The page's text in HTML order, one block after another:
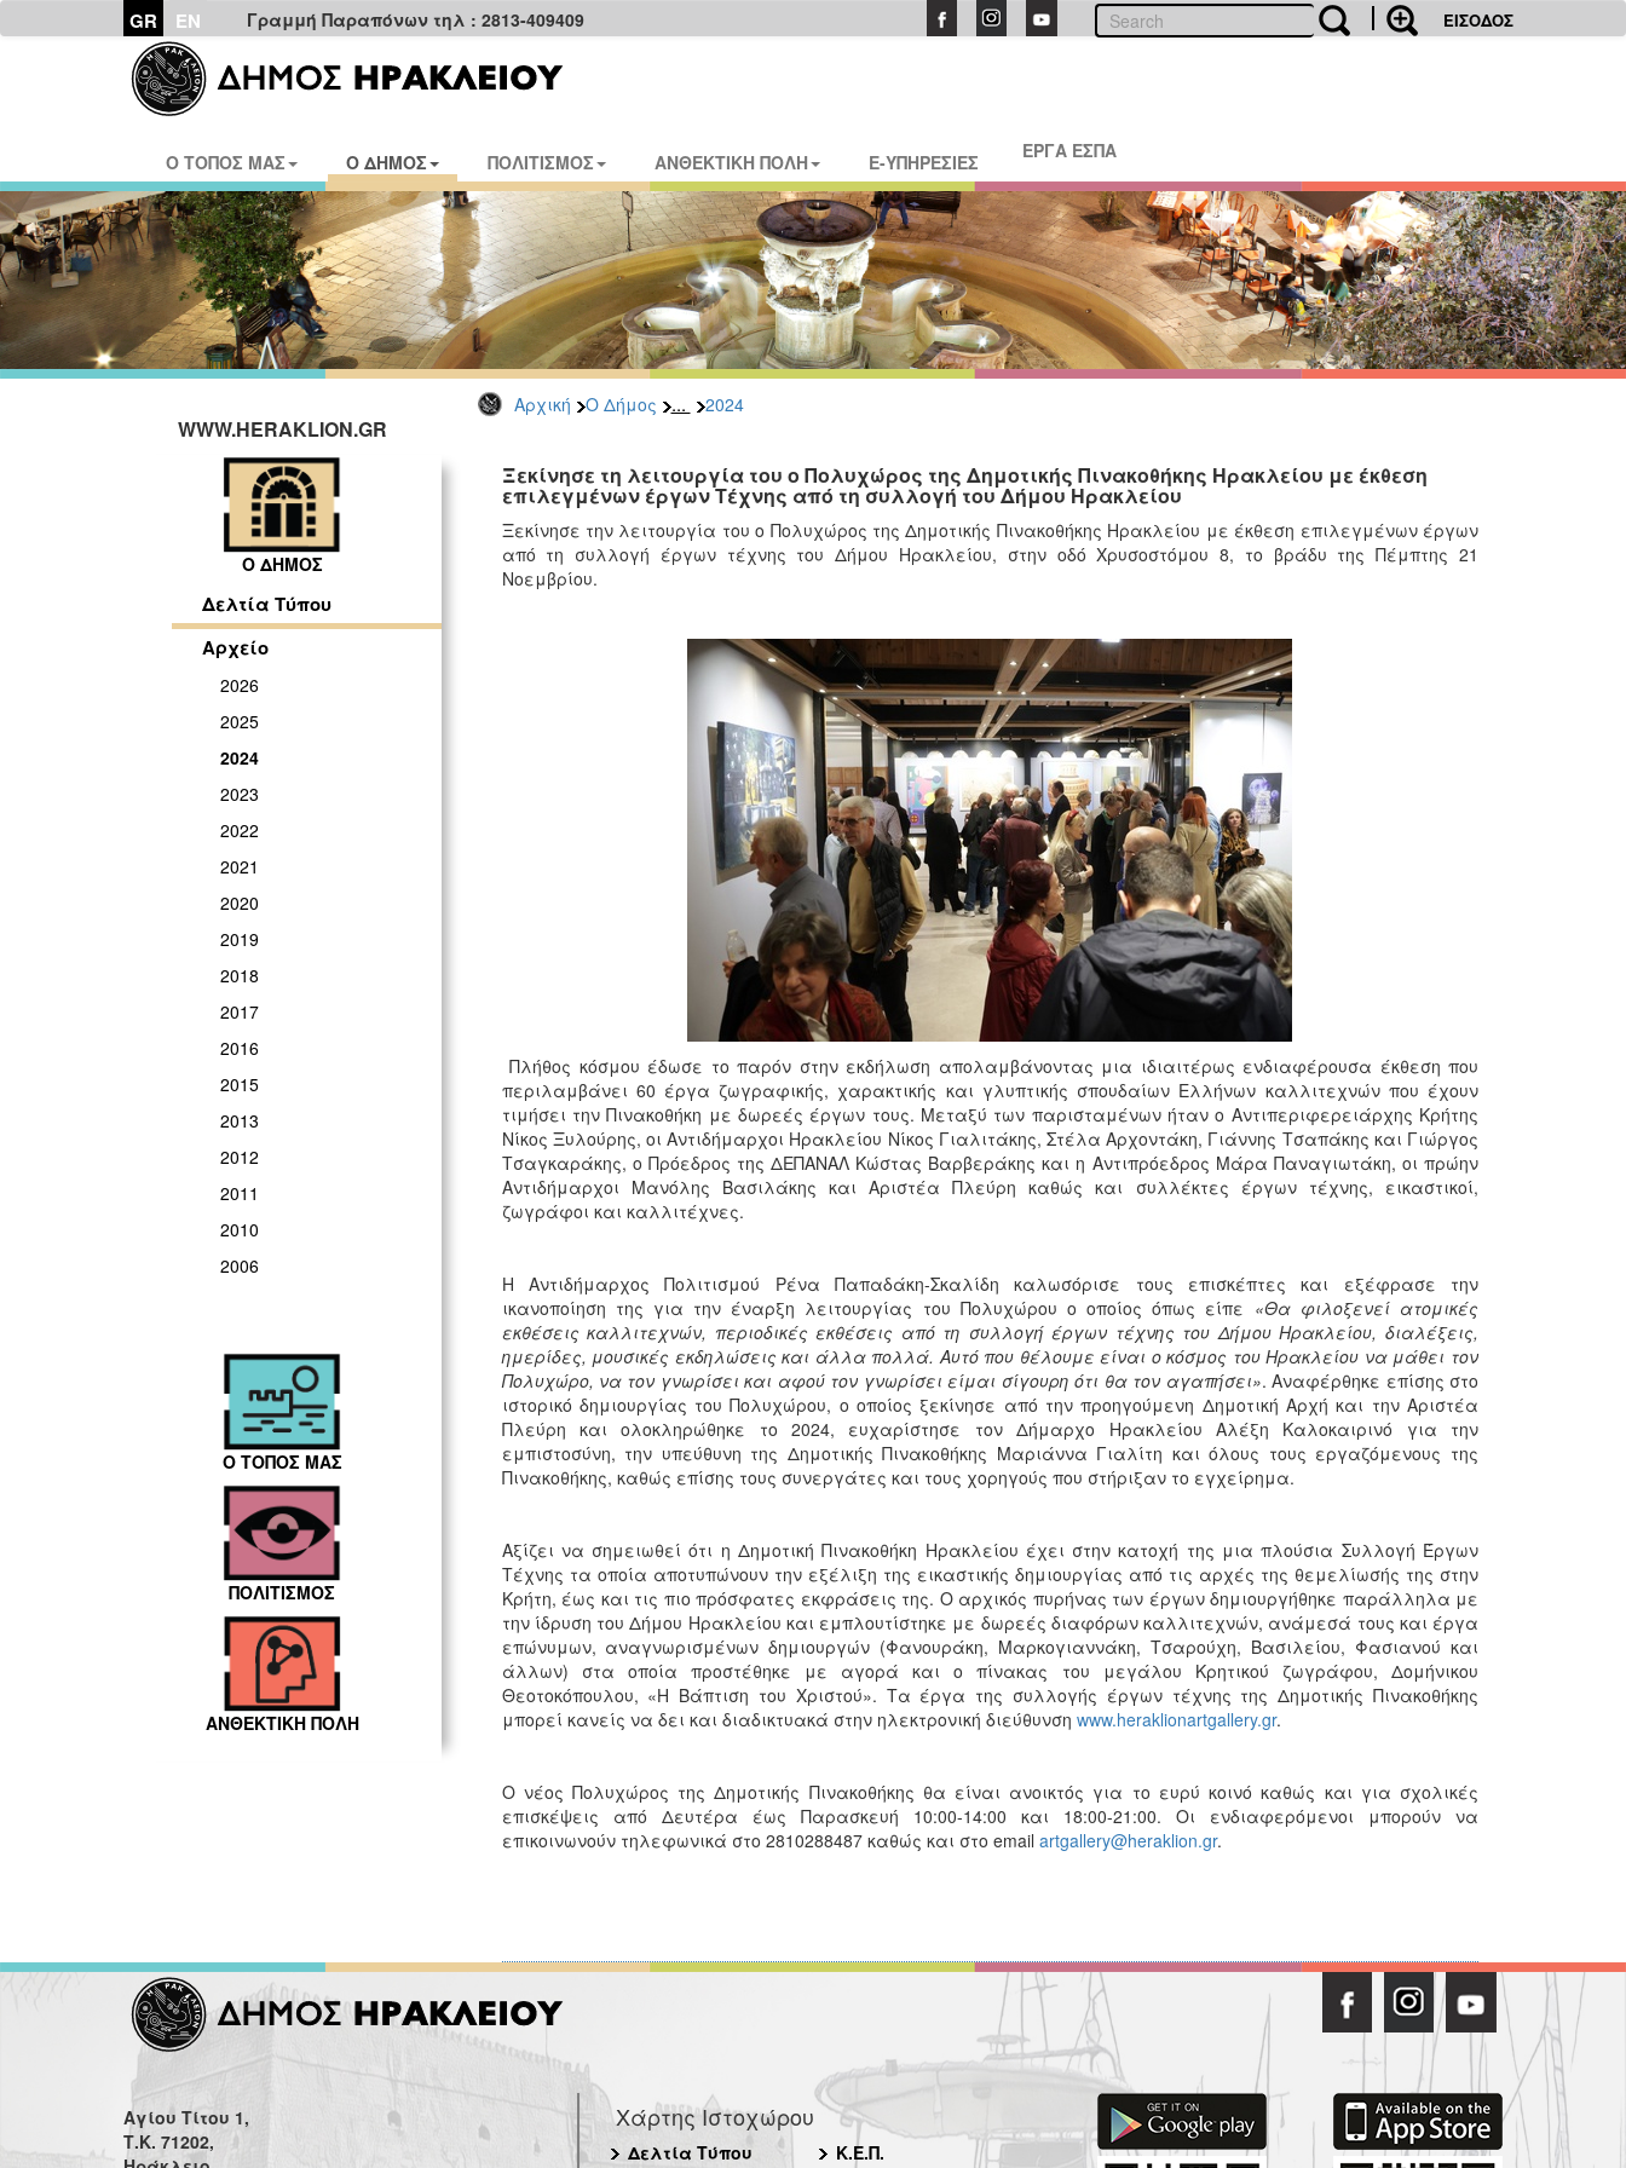
GR EN Γραμμή Παραπόνων τηλ : 2813-409409 ΕΙΣΟΔΟΣ
Ο ΤΟΠΟΣ ΜΑΣ Ο ΔΗΜΟΣ ΠΟΛΙΤΙΣΜΟΣ ΑΝΘΕΚΤΙΚΗ ΠΟΛΗ E-ΥΠΗΡΕΣΙΕΣ ΕΡΓΑ ΕΣΠΑ
Αρχική Ο Δήμος ... 2024
WWW.HERAKLION.GR
Ο ΔΗΜΟΣ
Δελτία Τύπου
Αρχείο
2026
2025
2024
2023
2022
2021
2020
2019
2018
2017
2016
2015
2013
2012
2011
2010
2006
Ο ΤΟΠΟΣ ΜΑΣ
ΠΟΛΙΤΙΣΜΟΣ
ΑΝΘΕΚΤΙΚΗ ΠΟΛΗ
Ξεκίνησε τη λειτουργία του ο Πολυχώρος της Δημοτικής Πινακοθήκης Ηρακλείου με έκθεση
επιλεγμένων έργων Τέχνης από τη συλλογή του Δήμου Ηρακλείου
Ξεκίνησε την λειτουργία του ο Πολυχώρος της Δημοτικής Πινακοθήκης Ηρακλείου με έκθεση επιλεγμένων έργων
από τη συλλογή έργων τέχνης του Δήμου Ηρακλείου, στην οδό Χρυσοστόμου 8, το βράδυ της Πέμπτης 21
Νοεμβρίου.
Πλήθος κόσμου έδωσε το παρόν στην εκδήλωση απολαμβάνοντας μια ιδιαιτέρως ενδιαφέρουσα έκθεση που
περιλαμβάνει 60 έργα ζωγραφικής, χαρακτικής και γλυπτικής σπουδαίων Ελλήνων καλλιτεχνών που έχουν
τιμήσει την Πινακοθήκη με δωρεές έργων τους. Μεταξύ των παρισταμένων ήταν ο Αντιπεριφερειάρχης Κρήτης
Νίκος Ξυλούρης, οι Αντιδήμαρχοι Ηρακλείου Νίκος Γιαλιτάκης, Στέλα Αρχοντάκη, Γιάννης Τσαπάκης και Γιώργος
Τσαγκαράκης, ο Πρόεδρος της ΔΕΠΑΝΑΛ Κώστας Βαρβεράκης και η Αντιπρόεδρος Μάρα Παναγιωτάκη, οι πρώην
Αντιδήμαρχοι Μανόλης Βασιλάκης και Αριστέα Πλεύρη καθώς και συλλέκτες έργων τέχνης, εικαστικοί,
ζωγράφοι και καλλιτέχνες.
Η Αντιδήμαρχος Πολιτισμού Ρένα Παπαδάκη-Σκαλίδη καλωσόρισε τους επισκέπτες και εξέφρασε την
ικανοποίηση της για την έναρξη λειτουργίας του Πολυχώρου ο οποίος όπως είπε «Θα φιλοξενεί ατομικές
εκθέσεις καλλιτεχνών, περιοδικές εκθέσεις από τη συλλογή έργων τέχνης του Δήμου Ηρακλείου, διαλέξεις,
ημερίδες, μουσικές εκδηλώσεις και άλλα πολλά. Αυτό που θέλουμε είναι ο κόσμος του Ηρακλείου να μάθει τον
Πολυχώρο, να τον γνωρίσει και αφού τον γνωρίσει είμαι σίγουρη ότι θα τον αγαπήσει». Αναφέρθηκε επίσης στο
ιστορικό δημιουργίας του Πολυχώρου, ο οποίος ξεκίνησε από την προηγούμενη Δημοτική Αρχή και την Αριστέα
Πλεύρη και ολοκληρώθηκε το 2024, ευχαρίστησε τον Δήμαρχο Ηρακλείου Αλέξη Καλοκαιρινό για την
εμπιστοσύνη, την υπεύθυνη της Δημοτικής Πινακοθήκης Μαριάννα Γιαλίτη και όλους τους εργαζόμενους της
Πινακοθήκης, καθώς επίσης τους συνεργάτες και τους χορηγούς που στήριξαν το εγχείρημα.
Αξίζει να σημειωθεί ότι η Δημοτική Πινακοθήκη Ηρακλείου έχει στην κατοχή της μια πλούσια Συλλογή Έργων
Τέχνης τα οποία αποτυπώνουν την εξέλιξη της εικαστικής δημιουργίας από τις αρχές της θεμελίωσής της στην
Κρήτη, έως και τις πιο πρόσφατες εκφράσεις της. Ο αρχικός πυρήνας των έργων δημιουργήθηκε παράλληλα με
την ίδρυση του Δήμου Ηρακλείου και εμπλουτίστηκε με δωρεές διαφόρων καλλιτεχνών, ανάμεσά τους και έργα
επώνυμων, αναγνωρισμένων δημιουργών (Φανουράκη, Μαρκογιαννάκη, Τσαρούχη, Βασιλείου, Φασιανού και
άλλων) στα οποία προστέθηκε με αγορά και ο πίνακας του μεγάλου Κρητικού ζωγράφου, Δομήνικου
Θεοτοκόπουλου, «Η Βάπτιση του Χριστού». Τα έργα της συλλογής έργων τέχνης της Δημοτικής Πινακοθήκης
μπορεί κανείς να δει και διαδικτυακά στην ηλεκτρονική διεύθυνση www.heraklionartgallery.gr.
Ο νέος Πολυχώρος της Δημοτικής Πινακοθήκης θα είναι ανοικτός για το ευρύ κοινό καθώς και για σχολικές
επισκέψεις από Δευτέρα έως Παρασκευή 10:00-14:00 και 18:00-21:00. Οι ενδιαφερόμενοι μπορούν να
επικοινωνούν τηλεφωνικά στο 2810288487 καθώς και στο email artgallery@heraklion.gr.
Αγίου Τίτου 1,
Τ.Κ. 71202,
Χάρτης Ιστοχώρου
Δελτία Τύπου
Κ.Ε.Π.